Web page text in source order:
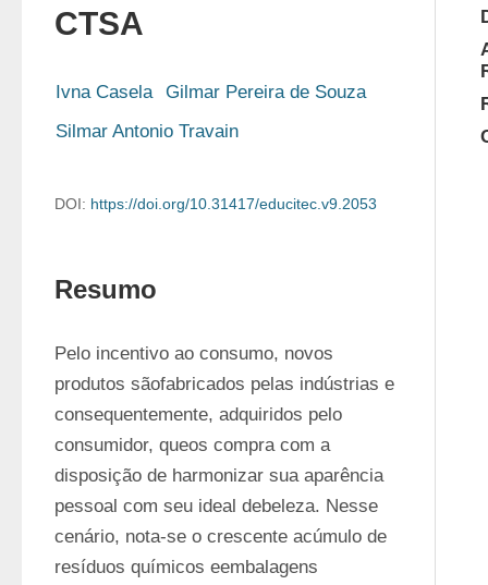
CTSA
Ivna Casela
Gilmar Pereira de Souza
Silmar Antonio Travain
DOI: https://doi.org/10.31417/educitec.v9.2053
Resumo
Pelo incentivo ao consumo, novos
produtos sãofabricados pelas indústrias e
consequentemente, adquiridos pelo
consumidor, queos compra com a
disposição de harmonizar sua aparência
pessoal com seu ideal debeleza. Nesse
cenário, nota-se o crescente acúmulo de
resíduos químicos eembalagens